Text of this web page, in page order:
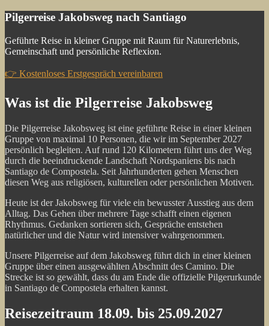
Modern Spirituell
Vertrauensvoll & nachhaltig
Pilgerreise Jakobsweg nach Santiago
Geführte Reise in kleiner Gruppe mit Raum für Naturerlebnis,
Gemeinschaft und persönliche Reflexion.
👉 Kostenloses Erstgespräch vereinbaren
Was ist die Pilgerreise Jakobsweg
Die Pilgerreise Jakobsweg ist eine geführte Reise in einer kleinen
Gruppe von maximal 10 Personen, die wir im September 2027
persönlich begleiten. Auf rund 120 Kilometern führt uns der Weg
durch die beeindruckende Landschaft Nordspaniens bis nach
Santiago de Compostela. Seit Jahrhunderten gehen Menschen
diesen Weg aus religiösen, kulturellen oder persönlichen Motiven.
Heute ist der Jakobsweg für viele ein bewusster Ausstieg aus dem
Alltag. Das Gehen über mehrere Tage schafft einen eigenen
Rhythmus. Gedanken sortieren sich, Gespräche entstehen
natürlicher und die Natur wird intensiver wahrgenommen.
Unsere Pilgerreise auf dem Jakobsweg führt dich in einer kleinen
Gruppe über einen ausgewählten Abschnitt des Camino. Die
Strecke ist so gewählt, dass du am Ende die offizielle Pilgerurkunde
in Santiago de Compostela erhalten kannst.
Reisezeitraum 18.09. bis 25.09.2027